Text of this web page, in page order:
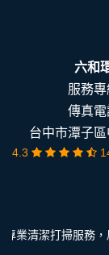
六和
服務
傳真
台中市潭子
4.3
清潔打掃服務，